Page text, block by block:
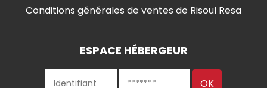
Conditions générales de ventes de Risoul Resa
ESPACE HÉBERGEUR